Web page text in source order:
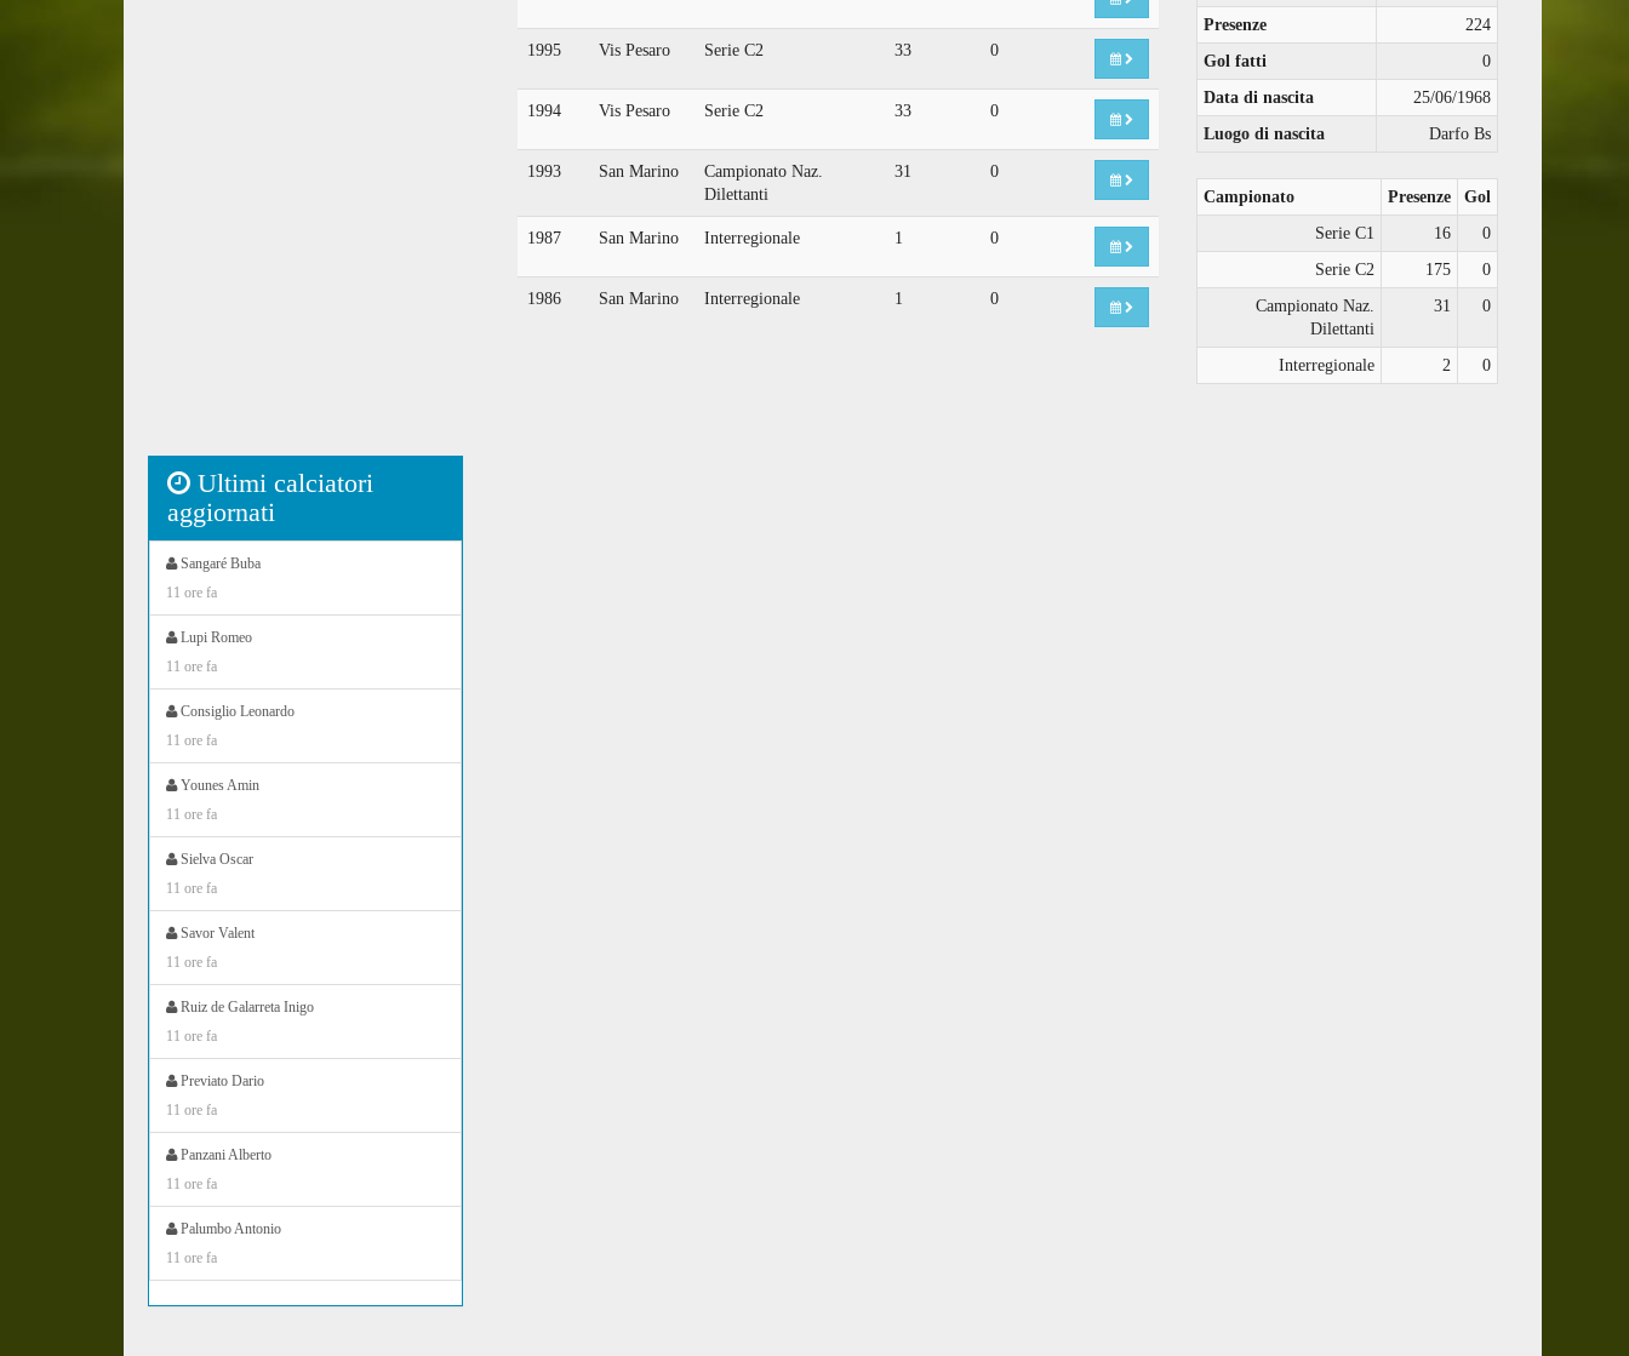
Ultimi calciatori
aggiornati
Sangaré Buba
11 ore fa
Lupi Romeo
11 ore fa
Consiglio Leonardo
11 ore fa
Younes Amin
11 ore fa
Sielva Oscar
11 ore fa
Savor Valent
11 ore fa
Ruiz de Galarreta Inigo
11 ore fa
Previato Dario
11 ore fa
Panzani Alberto
11 ore fa
Palumbo Antonio
11 ore fa
1995 Vis Pesaro Serie C2 33 0
1994 Vis Pesaro Serie C2 33 0
1993 San Marino
Campionato Naz.
Dilettanti
31 0
1987 San Marino Interregionale 1 0
1986 San Marino Interregionale 1 0
Presenze
224
Gol fatti
0
Data di nascita
25/06/1968
Luogo di nascita
Darfo Bs
Campionato Presenze
Gol
Serie C1
16
0
Serie C2
175
0
Campionato Naz.
Dilettanti
31 0
Interregionale 2 0